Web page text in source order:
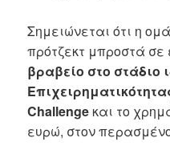
Σημειώνεται ότι η
πρότζεκτ μπροστά σε
βραβείο στο στάδιο
Challenge και το
ευρώ, στον